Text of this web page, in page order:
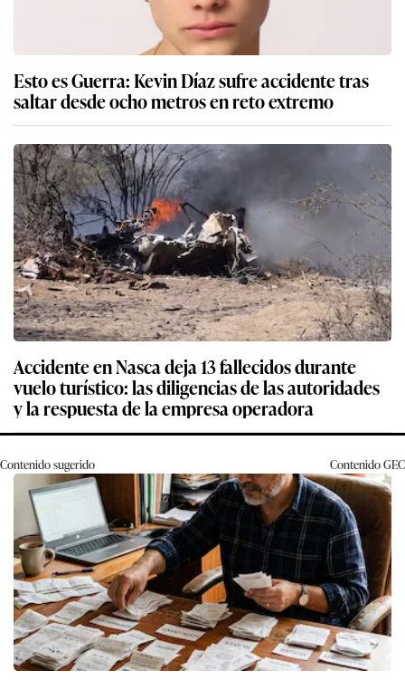
Esto es Guerra: Kevin Díaz sufre accidente tras
saltar desde ocho metros en reto extremo
Accidente en Nasca deja 13 fallecidos durante
vuelo turístico: las diligencias de las autoridades
y la respuesta de la empresa operadora
Contenido sugerido ContenidoGEC